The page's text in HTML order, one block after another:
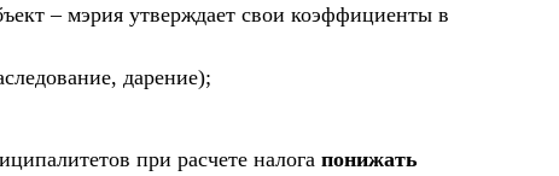
– мэрия утверждает свои коэффициенты в
дарение);
при расчете налога понижать